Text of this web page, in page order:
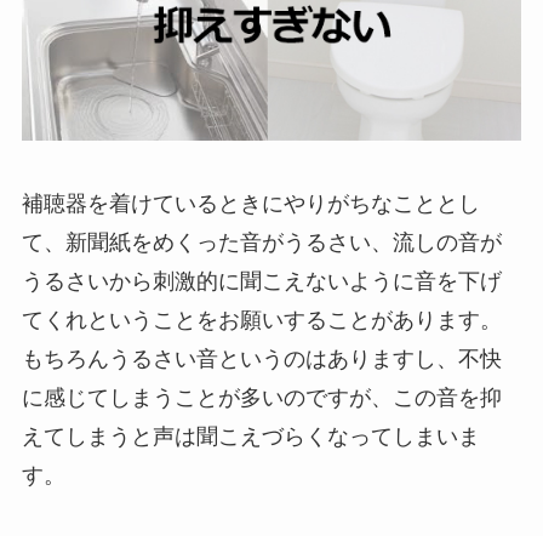
補聴器を着けているときにやりがちなこととし
て、新聞紙をめくった音がうるさい、流しの音が
うるさいから刺激的に聞こえないように音を下げ
てくれということをお願いすることがあります。
もちろんうるさい音というのはありますし、不快
に感じてしまうことが多いのですが、この音を抑
えてしまうと声は聞こえづらくなってしまいま
す。